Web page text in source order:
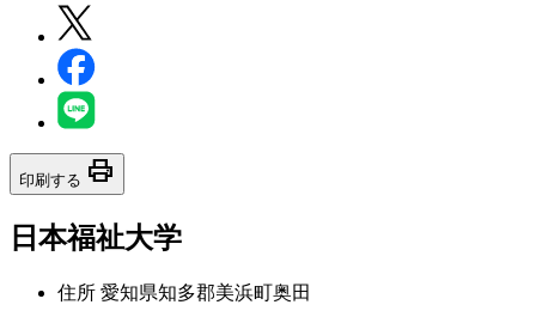
印刷する print
日本福祉大学
住所 愛知県知多郡美浜町奥田